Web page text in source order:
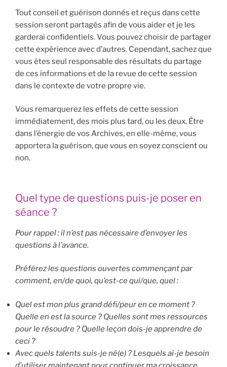
Tout conseil et guérison donnés et reçus dans cette
session seront partagés afin de vous aider et je les
garderai confidentiels. Vous pouvez choisir de partager
cette expérience avec d’autres. Cependant, sachez que
vous êtes seul responsable des résultats du partage
de ces informations et de la revue de cette session
dans le contexte de votre propre vie.
Vous remarquerez les effets de cette session
immédiatement, des mois plus tard, ou les deux. Être
dans l’énergie de vos Archives, en elle-même, vous
apportera la guérison, que vous en soyez conscient ou
non.
Quel type de questions puis-je poser en
séance ?
Pour rappel : il n’est pas nécessaire d’envoyer les
questions à l’avance.
Préférez les questions ouvertes commençant par
comment, en/de quoi, qu’est-ce qui/que, quel :
Quel est mon plus grand défi/peur en ce moment ?
Quelle en est la source ? Quelles sont mes ressources
pour le résoudre ? Quelle leçon dois-je apprendre de
ceci ?
Avec quels talents suis-je né(e) ? Lesquels ai-je besoin